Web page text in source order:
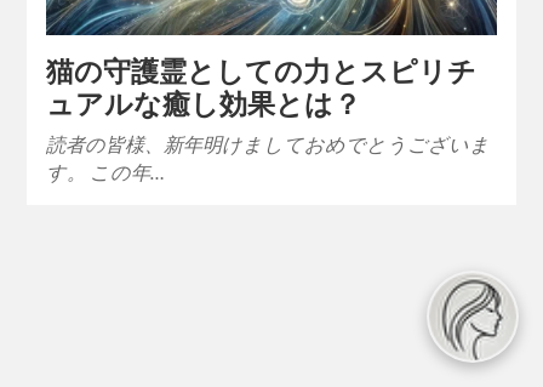
猫の守護霊としての力とスピリチ
ュアルな癒し効果とは？
読者の皆様、新年明けましておめでとうございま
す。 この年…